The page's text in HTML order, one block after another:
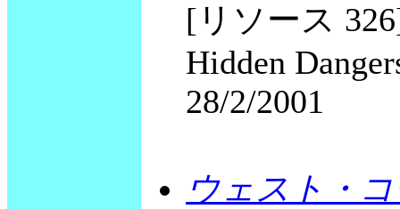
[リソース
Hidden
28/2/2001
ウェスト・